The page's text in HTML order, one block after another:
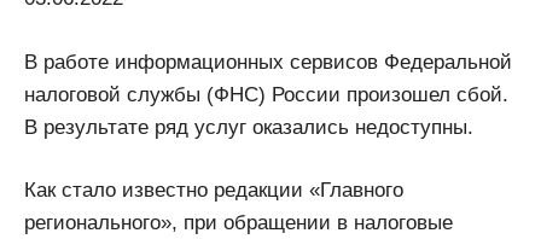
В работе информационных сервисов Федеральной
налоговой службы (ФНС) России произошел сбой.
В результате ряд услуг оказались недоступны.
Как стало известно редакции «Главного
регионального», при обращении в налоговые